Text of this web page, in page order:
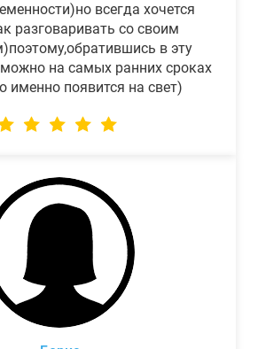
всегда хочется
разговаривать со своим
в эту
на самых ранних сроках
именно появится на свет)